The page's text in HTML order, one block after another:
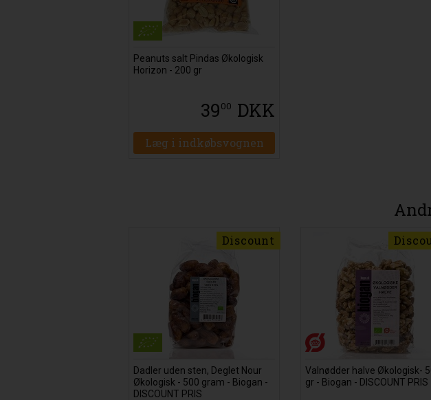
Peanuts salt Pindas Økologisk
Horizon - 200 gr
3900 DKK
Læg i indkøbsvognen
Discount
Dadler uden sten, Deglet Nour
Økologisk - 500 gram - Biogan -
DISCOUNT PRIS
Valnødder halve Økologisk-
gr - Biogan - DISCOUNT PRIS